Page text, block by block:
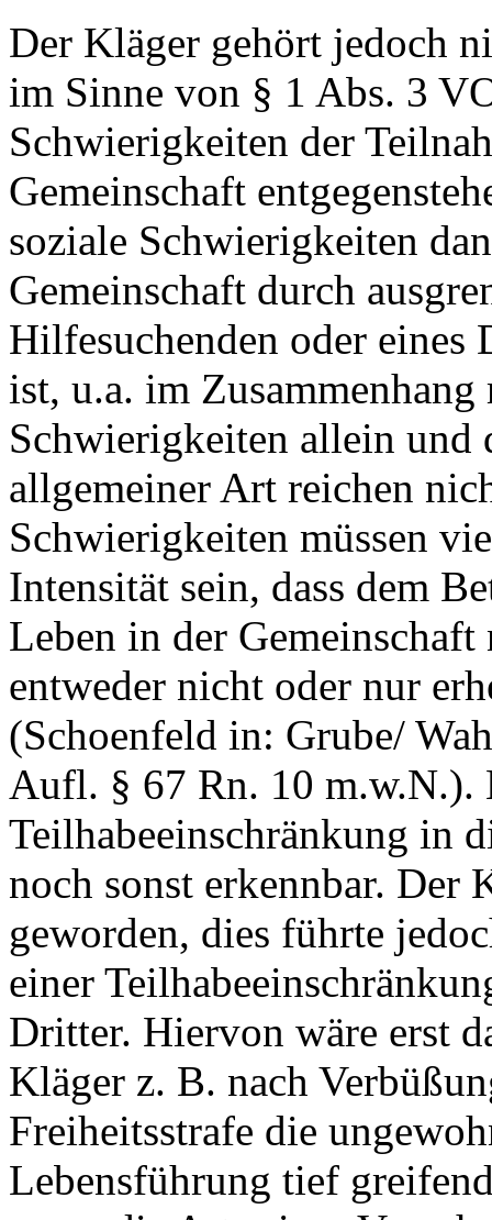
Der Kläger gehört jedoch
im Sinne von § 1 Abs. 3
Schwierigkeiten der
Gemeinschaft
soziale Schwierigkeiten
Gemeinschaft durch
Hilfesuchenden oder eines
ist, u.a. im
Schwierigkeiten allein und
allgemeiner Art reichen
Schwierigkeiten müssen
Intensität sein, dass dem
Leben in der
entweder nicht oder nur
(Schoenfeld in: Grube/
Aufl. § 67 Rn. 10 m.w.N.).
Teilhabeeinschränkung in
noch sonst erkennbar. Der
geworden, dies führte
einer
Dritter. Hiervon wäre erst
Kläger z. B. nach
Freiheitsstrafe die
Lebensführung tief